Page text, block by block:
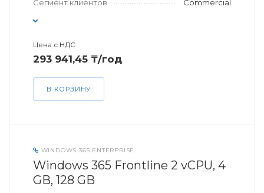
Сегмент клиентов Commercial
Цена с НДС
293 941,45 ₸/год
В КОРЗИНУ
WINDOWS 365 ENTERPRISE
Windows 365 Frontline 2 vCPU, 4
GB, 128 GB